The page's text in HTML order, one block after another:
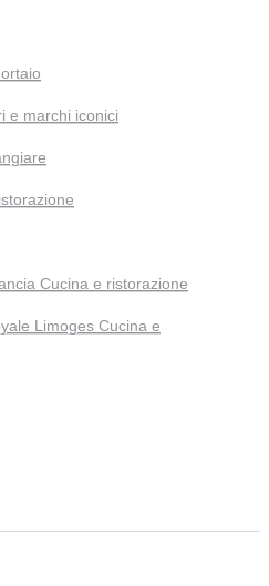
e marchi iconici
Cucina e ristorazione
Limoges Cucina e